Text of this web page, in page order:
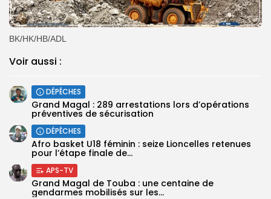
BK/HK/HB/ADL
Voir aussi :
DÉPÊCHES
Grand Magal : 289 arrestations lors d’opérations
préventives de sécurisation
DÉPÊCHES
‎Afro basket U18 féminin : seize Lioncelles retenues
pour l’étape finale de...
APS-TV
Grand Magal de Touba : une centaine de
gendarmes mobilisés sur les...